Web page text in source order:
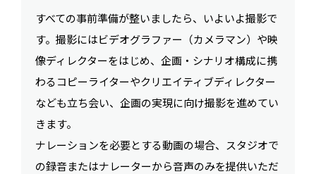
すべての事前準備が整いましたら、いよいよ撮影で
す。撮影にはビデオグラファー（カメラマン）や映
像ディレクターをはじめ、企画・シナリオ構成に携
わるコピーライターやクリエイティブディレクター
なども立ち会い、企画の実現に向け撮影を進めてい
きます。
ナレーションを必要とする動画の場合、スタジオで
の録音またはナレーターから音声のみを提供いただ